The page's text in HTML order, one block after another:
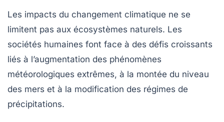
Les impacts du changement climatique ne se
limitent pas aux écosystèmes naturels. Les
sociétés humaines font face à des défis croissants
liés à l’augmentation des phénomènes
météorologiques extrêmes, à la montée du niveau
des mers et à la modification des régimes de
précipitations.